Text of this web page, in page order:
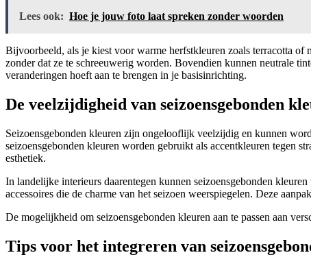
Lees ook: Hoe je jouw foto laat spreken zonder woorden
Bijvoorbeeld, als je kiest voor warme herfstkleuren zoals terracotta
zonder dat ze te schreeuwerig worden. Bovendien kunnen neutrale
veranderingen hoeft aan te brengen in je basisinrichting.
De veelzijdigheid van seizoensgebonden
Seizoensgebonden kleuren zijn ongelooflijk veelzijdig en kunnen
seizoensgebonden kleuren worden gebruikt als accentkleuren tegen
esthetiek.
In landelijke interieurs daarentegen kunnen seizoensgebonden
accessoires die de charme van het seizoen weerspiegelen. Deze
De mogelijkheid om seizoensgebonden kleuren aan te passen aan
Tips voor het integreren van